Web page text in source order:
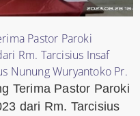
Pastor Paroki
Rm. Tarcisius Insaf
Nunung Wuryantoko Pr.
Terima Pastor Paroki
dari Rm. Tarcisius